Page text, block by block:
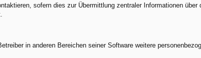
sofern dies zur Übermittlung zentraler Informationen
in anderen Bereichen seiner Software weitere